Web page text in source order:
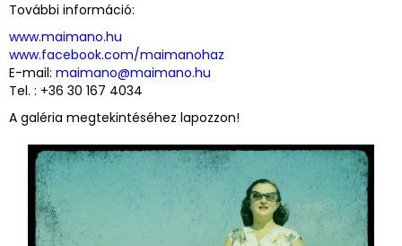
További információ:
www.maimano.hu
www.facebook.com/maimanohaz
E-mail: maimano@maimano.hu
Tel. : +36 30 167 4034
A galéria megtekintéséhez lapozzon!